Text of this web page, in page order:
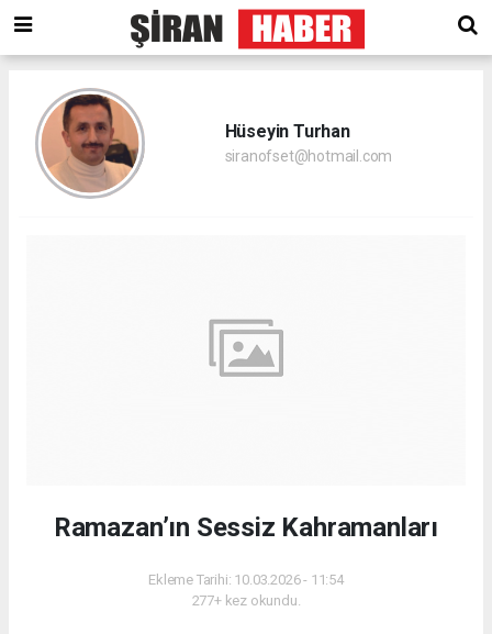
Hüseyin Turhan
siranofset@hotmail.com
Ramazan’ın Sessiz Kahramanları
Ekleme Tarihi: 10.03.2026 - 11:54
277+ kez okundu.